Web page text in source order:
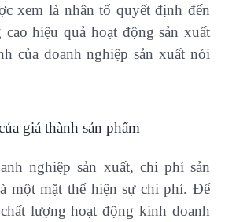
xem là nhân tố quyết định đến
cao hiệu quả hoạt động sản xuất
của doanh nghiệp sản xuất nói
giá thành sản phẩm
nghiệp sản xuất, chi phí sản
một mặt thể hiện sự chi phí. Để
lượng hoạt động kinh doanh